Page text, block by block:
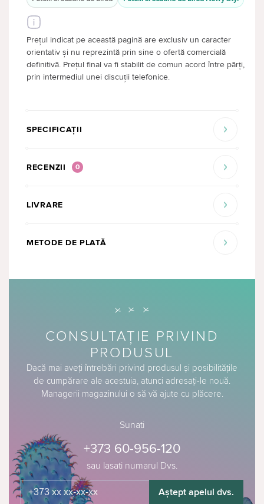
Prețul indicat pe această pagină are exclusiv un caracter
orientativ și nu reprezintă prin sine o ofertă comercială
definitivă. Prețul final va fi stabilit de comun acord între părți,
prin intermediul unei discuții telefonice.
SPECIFICAȚII
RECENZII 0
LIVRARE
METODE DE PLATĂ
CONSULTAȚIE PRIVIND
PRODUSUL
Dacă mai aveți întrebări privind produsul și posibilitățile
de cumpărare ale acestuia, atunci adresați-le nouă.
Managerii magazinului o să vă ajute cu plăcere.
Sunati
sau lasati numarul Dvs.
+373 60-956-120
Aștept apelul dvs.